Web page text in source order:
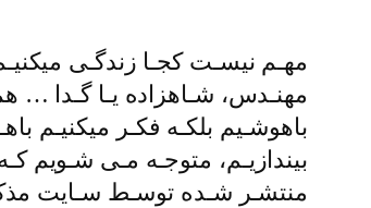
مهـم نیسـت کجـا زندگـی
مهنـدس، شـاهزاده یـا گـدا …
باهوشـیم بلکـه فکـر میکنیـم
بیندازیـم، متوجـه مـی شـویم
منتشـر شـده توسـط سـایت مذکـور ایـران بـا بهـره هوشـی